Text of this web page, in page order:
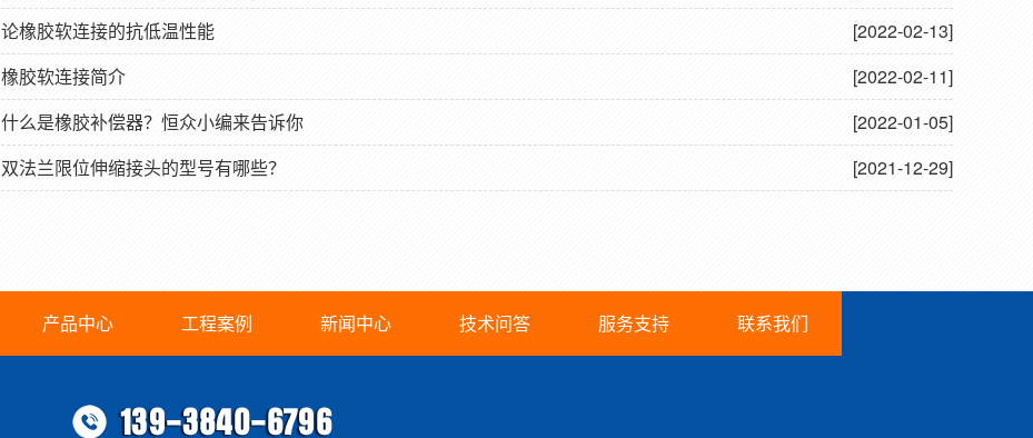
[2022-02-13]
论橡胶软连接的抗低温性能
[2022-02-11]
橡胶软连接简介
[2022-01-05]
什么是橡胶补偿器？恒众小编来告诉你
[2021-12-29]
双法兰限位伸缩接头的型号有哪些？
产品中心 工程案例 新闻中心 技术问答 服务支持 联系我们